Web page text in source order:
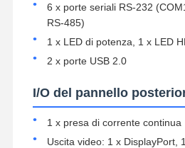
Controllo Di
Qualità
Contattaci
6 x porte seriali RS-232
RS-485)
1 x LED di potenza, 1 x LED
2 x porte USB 2.0
I/O del pannello
1 x presa di corrente continua
Uscita video: 1 x DisplayPort,